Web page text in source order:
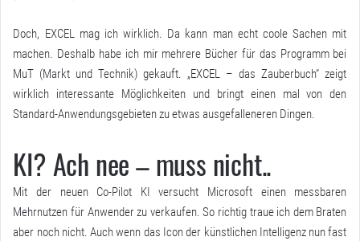
Doch, EXCEL mag ich wirklich. Da kann man echt coole Sachen mit
machen. Deshalb habe ich mir mehrere Bücher für das Programm bei
MuT (Markt und Technik) gekauft. „EXCEL – das Zauberbuch“ zeigt
wirklich interessante Möglichkeiten und bringt einen mal von den
Standard-Anwendungsgebieten zu etwas ausgefalleneren Dingen.
KI? Ach nee – muss nicht..
Mit der neuen Co-Pilot KI versucht Microsoft einen messbaren
Mehrnutzen für Anwender zu verkaufen. So richtig traue ich dem Braten
aber noch nicht. Auch wenn das Icon der künstlichen Intelligenz nun fast